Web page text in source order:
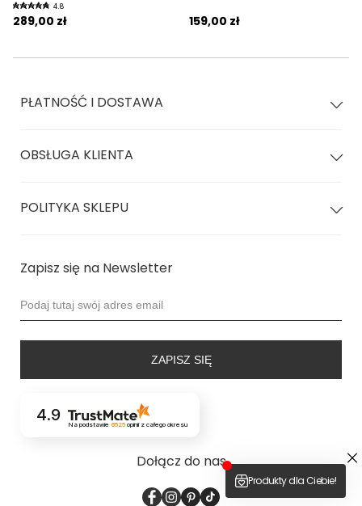
4.8
289,00 zł
159,00 zł
PŁATNOŚĆ I DOSTAWA
OBSŁUGA KLIENTA
POLITYKA SKLEPU
Zapisz się na Newsletter
ZAPISZ SIĘ
4.9
Na podstawie 6525opinii z całego okresu
Dołącz do nas